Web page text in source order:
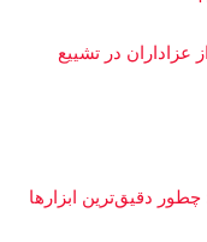
عزاداران در تشییع
دقیق‌ترین ابزارها